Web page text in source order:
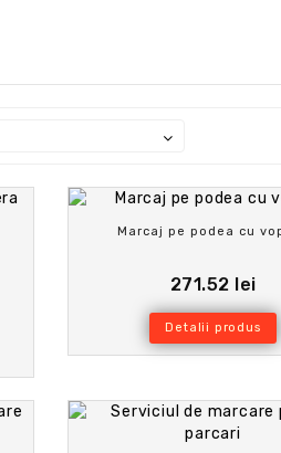
Marcaj pe podea cu
271.52 lei
Detalii produs